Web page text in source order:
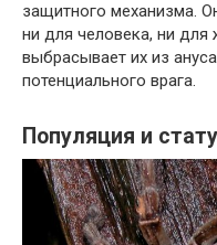
защитного механизма.
ни для человека, ни для
выбрасывает их из
потенциального врага.
Популяция и